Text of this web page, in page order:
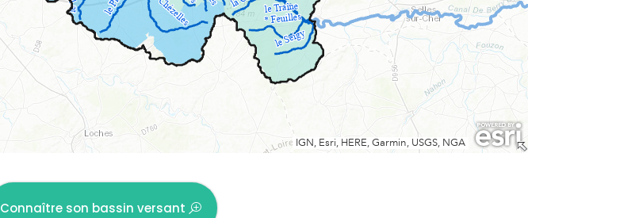
Connaître son bassin versant